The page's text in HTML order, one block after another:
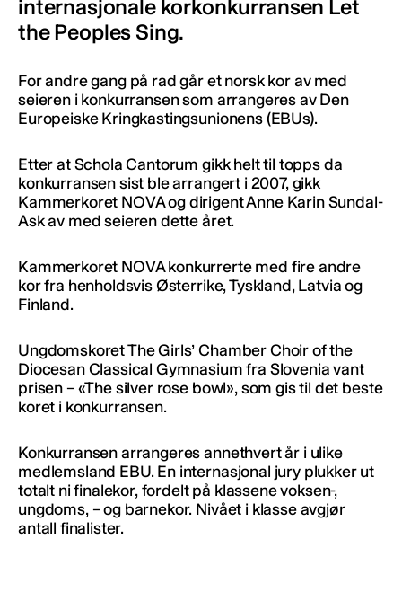
internasjonale korkonkurransen Let
the Peoples Sing.
For andre gang på rad går et norsk kor av med
seieren i konkurransen som arrangeres av Den
Europeiske Kringkastingsunionens (EBUs).
Etter at Schola Cantorum gikk helt til topps da
konkurransen sist ble arrangert i 2007, gikk
Kammerkoret NOVA og dirigent Anne Karin Sundal-
Ask av med seieren dette året.
Kammerkoret NOVA konkurrerte med fire andre
kor fra henholdsvis Østerrike, Tyskland, Latvia og
Finland.
Ungdomskoret The Girls’ Chamber Choir of the
Diocesan Classical Gymnasium fra Slovenia vant
prisen – «The silver rose bowl», som gis til det beste
koret i konkurransen.
Konkurransen arrangeres annethvert år i ulike
medlemsland EBU. En internasjonal jury plukker ut
totalt ni finalekor, fordelt på klassene voksen-,
ungdoms, – og barnekor. Nivået i klasse avgjør
antall finalister.